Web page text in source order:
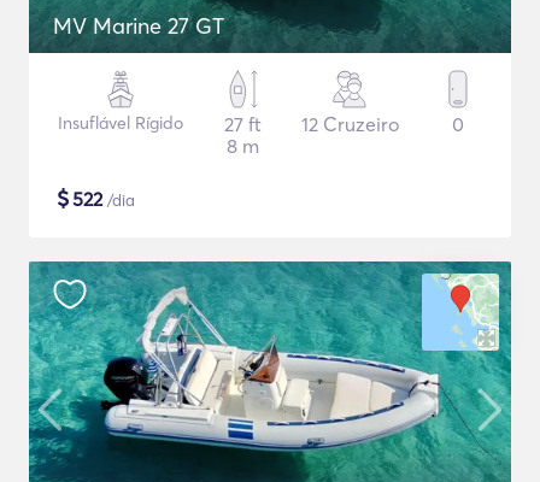
MV Marine 27 GT
Insuflável Rígido
27 ft
8 m
12 Cruzeiro 0
$522/dia